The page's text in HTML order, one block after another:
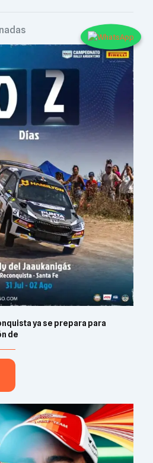
ya se prepara para
de